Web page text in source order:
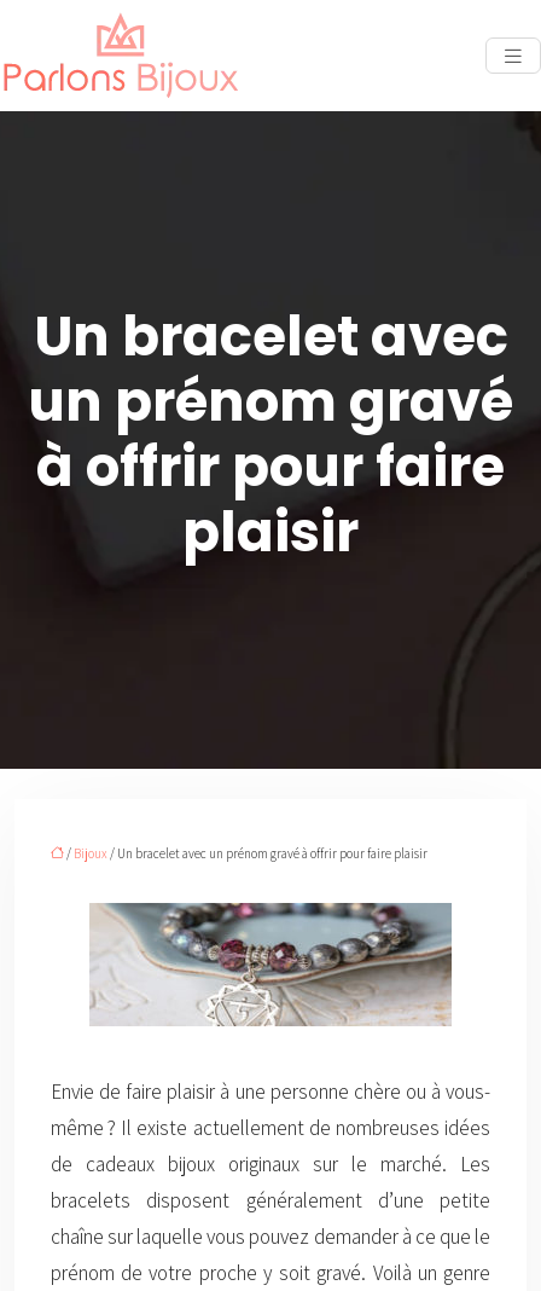
Un bracelet avec
un prénom gravé
à offrir pour faire
plaisir
/ Bijoux / Un bracelet avec un prénom gravé à offrir pour faire plaisir
Envie de faire plaisir à une personne chère ou à vous-
même ? Il existe actuellement de nombreuses idées
de cadeaux bijoux originaux sur le marché. Les
bracelets disposent généralement d’une petite
chaîne sur laquelle vous pouvez demander à ce que le
prénom de votre proche y soit gravé. Voilà un genre